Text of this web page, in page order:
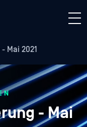
Mai 2021
- Mai